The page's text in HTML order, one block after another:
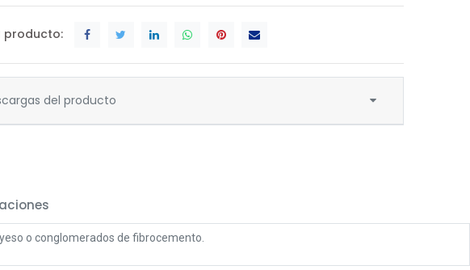
producto:
del producto
o conglomerados de fibrocemento.